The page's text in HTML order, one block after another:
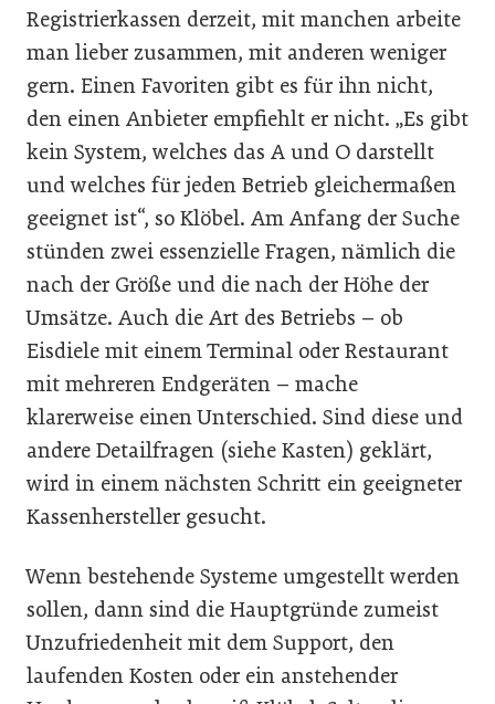
Registrierkassen derzeit, mit manchen arbeite
man lieber zusammen, mit anderen weniger
gern. Einen Favoriten gibt es für ihn nicht,
den einen Anbieter empfiehlt er nicht. „Es gibt
kein System, welches das A und O darstellt
und welches für jeden Betrieb gleichermaßen
geeignet ist“, so Klöbel. Am Anfang der Suche
stünden zwei essenzielle Fragen, nämlich die
nach der Größe und die nach der Höhe der
Umsätze. Auch die Art des Betriebs – ob
Eisdiele mit einem Terminal oder Restaurant
mit mehreren Endgeräten – mache
klarerweise einen Unterschied. Sind diese und
andere Detailfragen (siehe Kasten) geklärt,
wird in einem nächsten Schritt ein geeigneter
Kassenhersteller gesucht.
Wenn bestehende Systeme umgestellt werden
sollen, dann sind die Hauptgründe zumeist
Unzufriedenheit mit dem Support, den
laufenden Kosten oder ein anstehender